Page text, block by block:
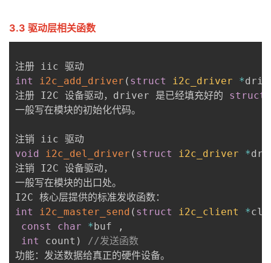
3.3 驱动层相关函数
int
i2c_add_driver ( struct i2c_driver *
注册 I2C 设备驱动，driver 是已经填充好的 struct
一般写在模块的初始化代码。
void
i2c_del_driver ( struct i2c_driver *
注销 I2C 设备驱动，
一般写在模块的出口处。
int
i2c_master_send ( struct i2c_client *
const
char *buf
,
int
count )
//发送函数
功能：发送数据给真正的硬件设备。